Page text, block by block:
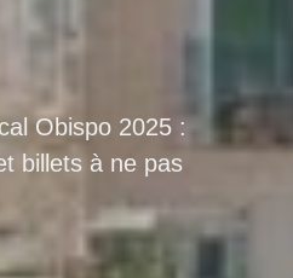
Obispo 2025 :
billets à ne pas